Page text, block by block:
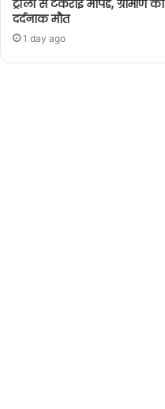
ट्रॉली से टकराई मोपेड, ग्रामीण की
दर्दनाक मौत
1 day ago